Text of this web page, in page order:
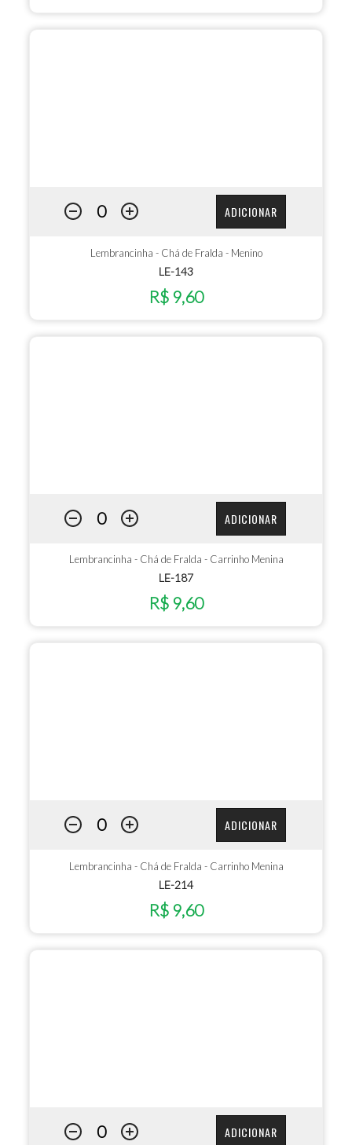
ADICIONAR
Lembrancinha - Chá de Fralda - Menino
LE-143
R$ 9,60
ADICIONAR
Lembrancinha - Chá de Fralda - Carrinho Menina
LE-187
R$ 9,60
ADICIONAR
Lembrancinha - Chá de Fralda - Carrinho Menina
LE-214
R$ 9,60
ADICIONAR